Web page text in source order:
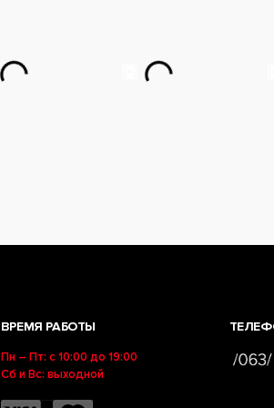
ВРЕМЯ РАБОТЫ
Пн – Пт: с 10:00 до 19:00
Сб и Вс: выходной